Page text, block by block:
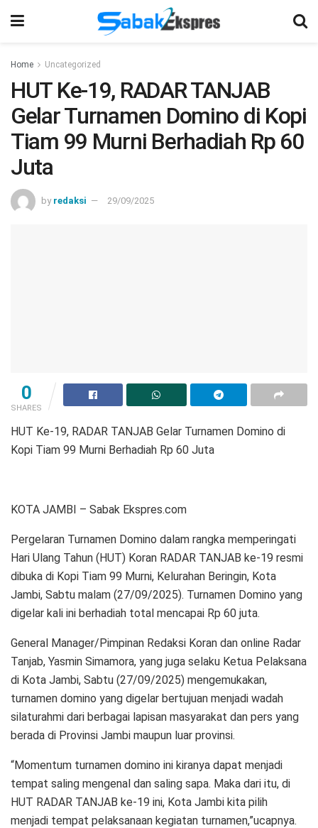
Home Uncategorized
HUT Ke-19, RADAR TANJAB
Gelar Turnamen Domino di Kopi
Tiam 99 Murni Berhadiah Rp 60
Juta
by redaksi 29/09/2025
0
SHARES
HUT Ke-19, RADAR TANJAB Gelar Turnamen Domino di
Kopi Tiam 99 Murni Berhadiah Rp 60 Juta
KOTA JAMBI – Sabak Ekspres.com
Pergelaran Turnamen Domino dalam rangka memperingati
Hari Ulang Tahun (HUT) Koran RADAR TANJAB ke-19 resmi
dibuka di Kopi Tiam 99 Murni, Kelurahan Beringin, Kota
Jambi, Sabtu malam (27/09/2025). Turnamen Domino yang
digelar kali ini berhadiah total mencapai Rp 60 juta.
General Manager/Pimpinan Redaksi Koran dan online Radar
Tanjab, Yasmin Simamora, yang juga selaku Ketua Pelaksana
di Kota Jambi, Sabtu (27/09/2025) mengemukakan,
turnamen domino yang digelar bertujuan menjadi wadah
silaturahmi dari berbagai lapisan masyarakat dan pers yang
berada di Provinsi Jambi maupun luar provinsi.
“Momentum turnamen domino ini kiranya dapat menjadi
tempat saling mengenal dan saling sapa. Maka dari itu, di
HUT RADAR TANJAB ke-19 ini, Kota Jambi kita pilih
menjadi tempat pelaksanaan kegiatan turnamen,”ucapnya.